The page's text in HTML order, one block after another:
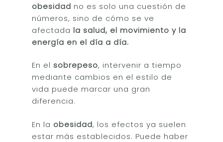
obesidad no es solo una cuestión de
números, sino de cómo se ve
afectada la salud, el movimiento y la
energía en el día a día.
En elsobrepeso, intervenir a tiempo
mediante cambios en el estilo de
vida puede marcar una gran
diferencia.
En la obesidad, los efectos ya suelen
estar más establecidos. Puede haber